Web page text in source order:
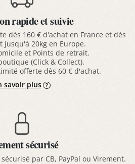
rapide et suivie
dès 160 € d'achat en France et dès
jusqu'à 20kg en Europe.
et Points de retrait.
(Click & Collect).
offerte dès 60 € d'achat.
savoir plus
sécurisé
par CB, PayPal ou Virement.